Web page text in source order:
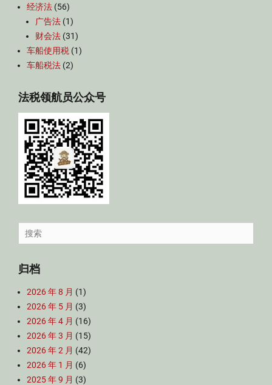
经济法 (56)
广告法 (1)
财会法 (31)
车船使用税 (1)
车船税法 (2)
法税领航员公众号
Search
for:
归档
2026 年 8 月 (1)
2026 年 5 月 (3)
2026 年 4 月 (16)
2026 年 3 月 (15)
2026 年 2 月 (42)
2026 年 1 月 (6)
2025 年 9 月 (3)